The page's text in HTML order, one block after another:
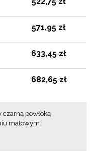
571,95 zł
633,45 zł
682,65 zł
czarną powłoką
matowym